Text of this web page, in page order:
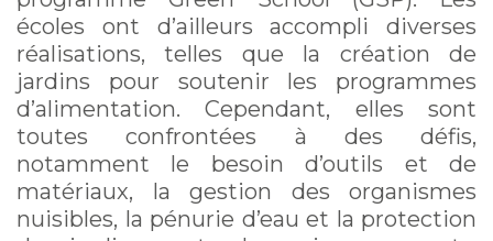
écoles ont d’ailleurs accompli diverses
réalisations, telles que la création de
jardins pour soutenir les programmes
d’alimentation. Cependant, elles sont
toutes confrontées à des défis,
notamment le besoin d’outils et de
matériaux, la gestion des organismes
nuisibles, la pénurie d’eau et la protection